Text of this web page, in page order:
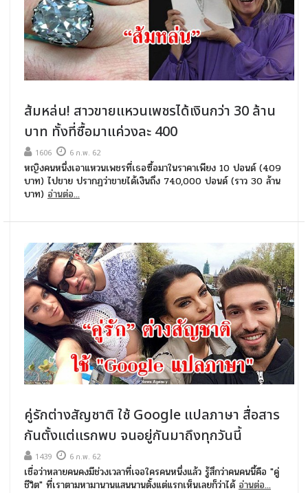
ส้มหล่น! สาวขายแหวนเพชรได้เงินกว่า 30 ล้าน
บาท ทั้งที่ซื้อมาแค่วงละ 400
1606 6 ก.พ. 62
หญิงคนหนึ่งเอาแหวนเพชรที่เธอซื้อมาในราคาเพียง 10 ปอนด์ (409
บาท) ไปขาย ปรากฏว่าขายได้เงินถึง 740,000 ปอนด์ (ราว 30 ล้าน
บาท) อ่านต่อ...
คู่รักต่างสัญชาติ ใช้ Google แปลภาษา สื่อสาร
กันตั้งแต่แรกพบ จนอยู่กันมาถึงทุกวันนี้
1439 6 ก.พ. 62
เชื่อว่าหลายคนคงมีช่วงเวลาที่เจอใครคนหนึ่งแล้ว รู้สึกว่าคนคนนี้คือ "คู่
ชีวิต" ที่เราตามหามานานแสนนานตั้งแต่แรกเห็นเลยก็ว่าได้อ่านต่อ...